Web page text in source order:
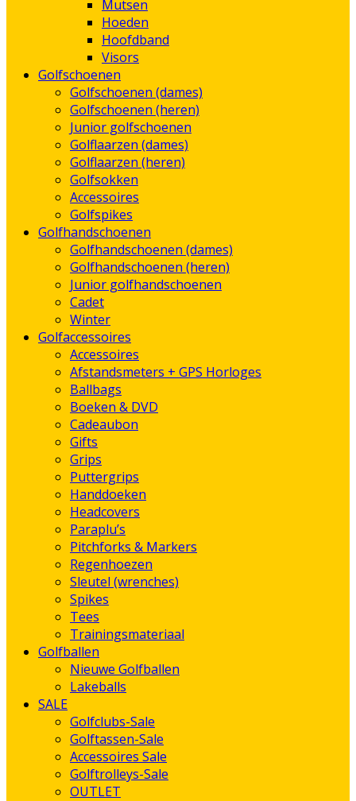
Mutsen
Hoeden
Hoofdband
Visors
Golfschoenen
Golfschoenen (dames)
Golfschoenen (heren)
Junior golfschoenen
Golflaarzen (dames)
Golflaarzen (heren)
Golfsokken
Accessoires
Golfspikes
Golfhandschoenen
Golfhandschoenen (dames)
Golfhandschoenen (heren)
Junior golfhandschoenen
Cadet
Winter
Golfaccessoires
Accessoires
Afstandsmeters + GPS Horloges
Ballbags
Boeken & DVD
Cadeaubon
Gifts
Grips
Puttergrips
Handdoeken
Headcovers
Paraplu’s
Pitchforks & Markers
Regenhoezen
Sleutel (wrenches)
Spikes
Tees
Trainingsmateriaal
Golfballen
Nieuwe Golfballen
Lakeballs
SALE
Golfclubs-Sale
Golftassen-Sale
Accessoires Sale
Golftrolleys-Sale
OUTLET